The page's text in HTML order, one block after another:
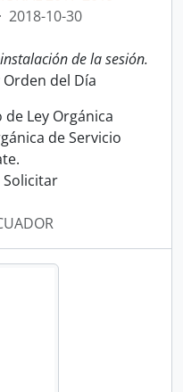
· 2018-10-30
de la sesión.
del Día
Ley Orgánica
de Servicio
Solicitar